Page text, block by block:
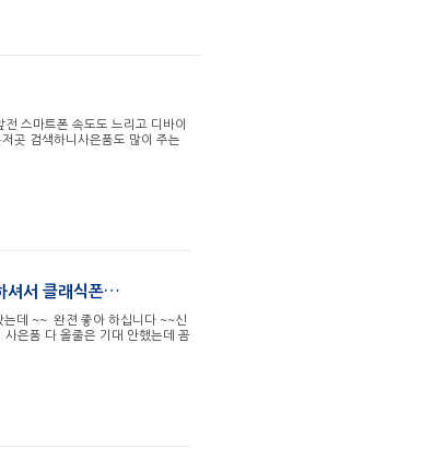
스마트폰 속도도 느리고 디바이
곳 검색하니사은품도 많이 주는
셔서 클래식폰…
데 ~~ 완젼 좋아 하십니다 ~~신
은품 다 올줄은 기대 안했는데 꼼